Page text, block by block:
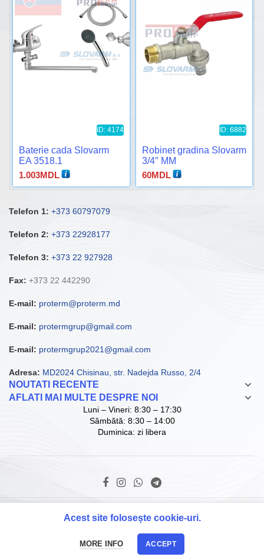
ID: 4174
Baterie cada Slovarm
EA 3518.1
1.003MDL
ID: 6882
Robinet gradina Slovarm
3/4″ MM
60MDL
Telefon 1: +373 60797079
Telefon 2: +373 22928177
Telefon 3: +373 22 927928
Fax: +373 22 442290
E-mail: proterm@proterm.md
E-mail: protermgrup@gmail.com
E-mail: protermgrup2021@gmail.com
Adresa: MD2024 Chisinau, str. Nadejda Russo, 2/4
NOUTATI RECENTE
AFLATI MAI MULTE DESPRE NOI
Luni – Vineri: 8:30 – 17:30
Sâmbătă: 8:30 – 14:00
Duminica: zi libera
© Copyright ProTerm Grup SRL. 2021 D.I.
Suna
Acest site folosește cookie-uri.
MORE INFO ACCEPT